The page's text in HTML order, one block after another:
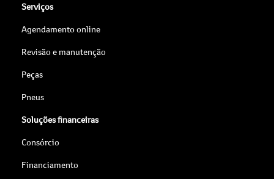
Serviços
Agendamento online
Revisão e manutenção
Peças
Pneus
Soluções financeiras
Consórcio
Financiamento